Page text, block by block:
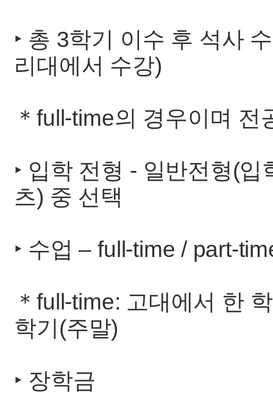
‣ 총 3학기 이수 후 석사
리대에서 수강)
＊full-time의 경우이며
‣ 입학 전형 - 일반전형(
츠) 중 선택
‣ 수업 – full-time / part-
＊full-time: 고대에서 한
학기(주말)
‣ 장학금